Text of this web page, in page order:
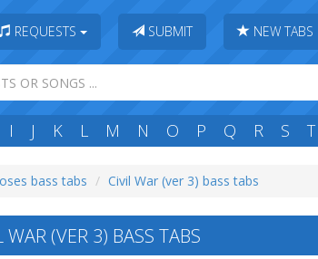
REQUESTS SUBMIT NEW TABS
I J K L M N O P Q R S T
bass tabs Civil War (ver 3) bass tabs
(VER 3) BASS TABS